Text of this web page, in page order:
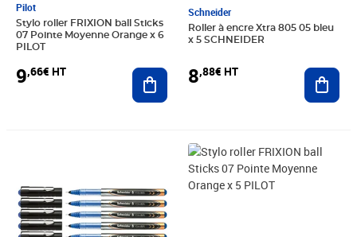
Pilot
Stylo roller FRIXION ball Sticks
07 Pointe Moyenne Orange x 6
PILOT
9,66€ HT Ajouter au panier
Schneider
Roller à encre Xtra 805 05 bleu
x 5 SCHNEIDER
8,88€ HT
Prix 8,42€ HT